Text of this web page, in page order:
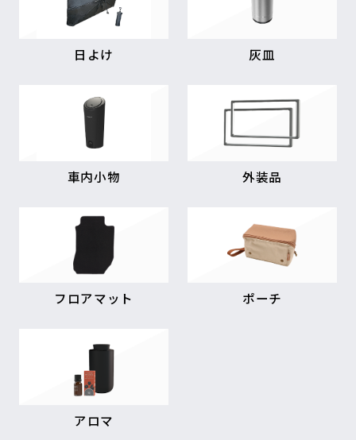
日よけ 灰皿
車内小物 外装品
フロアマット ポーチ
アロマ